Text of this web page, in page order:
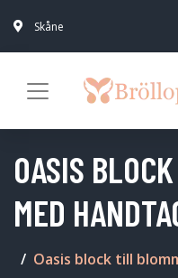
Skåne
OASIS
MED
Oasis block till